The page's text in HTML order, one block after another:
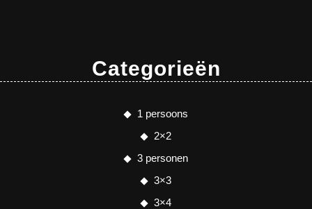
Categorieën
1 persoons
2×2
3 personen
3×3
3×4